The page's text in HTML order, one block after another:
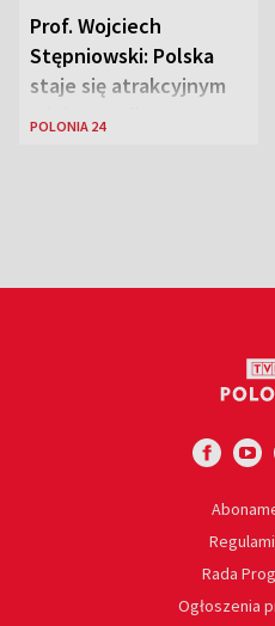
Prof. Wojciech
Stępniowski: Polska
staje się atrakcyjnym
miejscem dla
POLONIA 24
Rada
Ogłoszenia